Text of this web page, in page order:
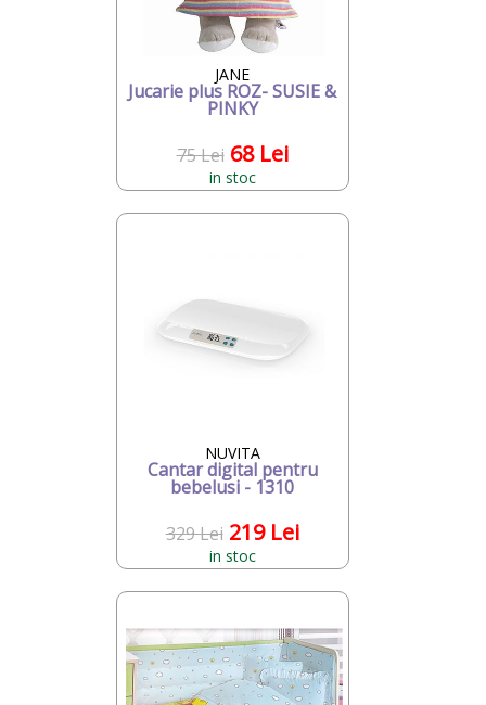
JANE
Jucarie plus ROZ- SUSIE &
PINKY
75 Lei 68 Lei
in stoc
NUVITA
Cantar digital pentru
bebelusi - 1310
329 Lei 219 Lei
in stoc